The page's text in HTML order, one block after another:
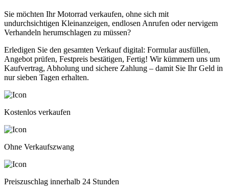
Sie möchten Ihr Motorrad verkaufen, ohne sich mit
undurchsichtigen Kleinanzeigen, endlosen Anrufen oder nervigem
Verhandeln herumschlagen zu müssen?
Erledigen Sie den gesamten Verkauf digital: Formular ausfüllen,
Angebot prüfen, Festpreis bestätigen, Fertig! Wir kümmern uns um
Kaufvertrag, Abholung und sichere Zahlung – damit Sie Ihr Geld in
nur sieben Tagen erhalten.
Kostenlos verkaufen
Ohne Verkaufszwang
Preiszuschlag innerhalb 24 Stunden